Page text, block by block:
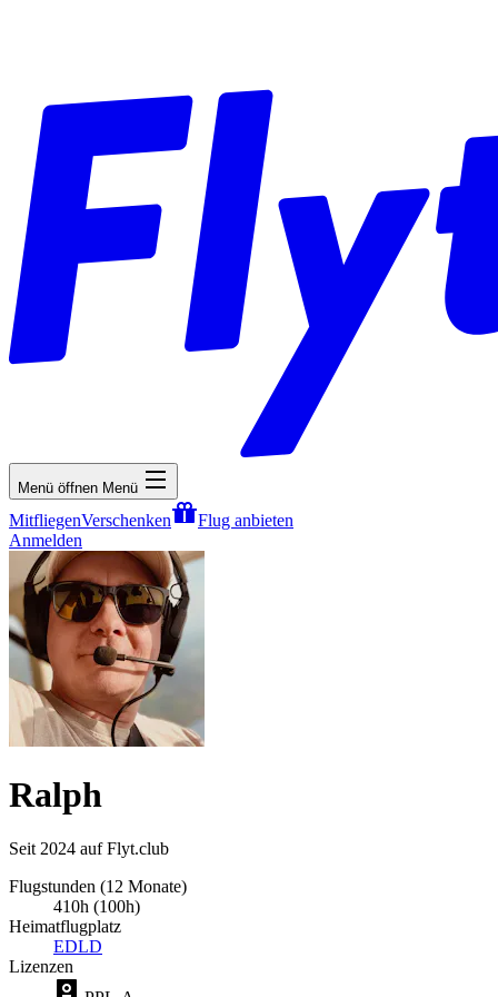
Menü öffnen Menü
MitfliegenVerschenken
Flug anbieten
Anmelden
Ralph
Seit 2024 auf Flyt.club
Flugstunden (12 Monate)
410h (100h)
Heimatflugplatz
EDLD
Lizenzen